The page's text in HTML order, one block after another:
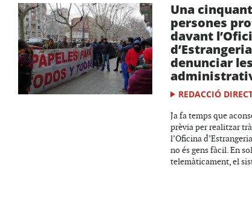
Una
persones
davant
denunciar
REDACCIÓ
Ja fa temps que
prèvia per realitzar
l’Oficina
no és gens fàcil. En
telemàticament, el